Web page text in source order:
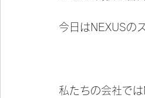
今日はNEXUSの
私たちの会社で